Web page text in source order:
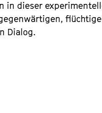
in dieser
Dialog.